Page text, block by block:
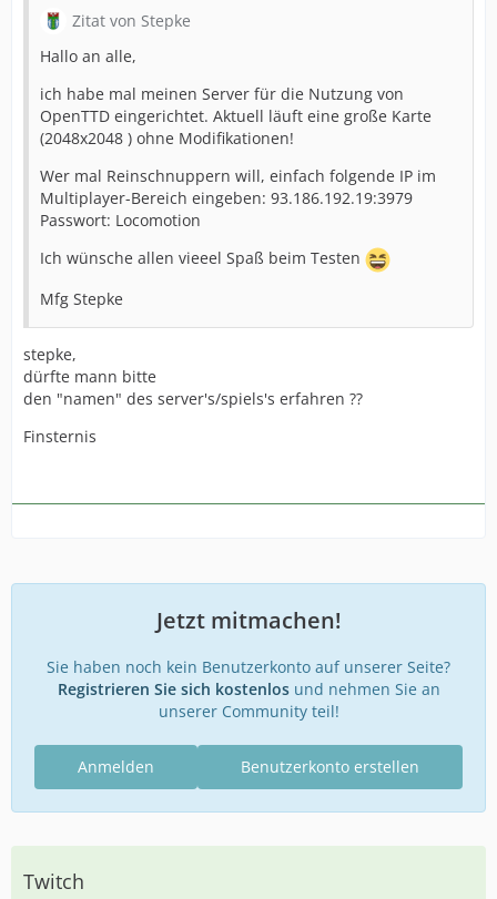
Zitat von Stepke
Hallo an alle,
ich habe mal meinen Server für die Nutzung von
OpenTTD eingerichtet. Aktuell läuft eine große Karte
(2048x2048 ) ohne Modifikationen!
Wer mal Reinschnuppern will, einfach folgende IP im
Multiplayer-Bereich eingeben: 93.186.192.19:3979
Passwort: Locomotion
Ich wünsche allen vieeel Spaß beim Testen
Mfg Stepke
stepke,
dürfte mann bitte
den "namen" des server's/spiels's erfahren ??
Finsternis
Jetzt mitmachen!
Sie haben noch kein Benutzerkonto auf unserer Seite?
Registrieren Sie sich kostenlosund nehmen Sie an
unserer Community teil!
Benutzerkonto erstellen
Anmelden
Twitch